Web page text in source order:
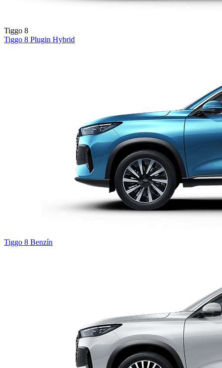
Tiggo 8
Tiggo 8 Plugin Hybrid
Tiggo 8 Benzín